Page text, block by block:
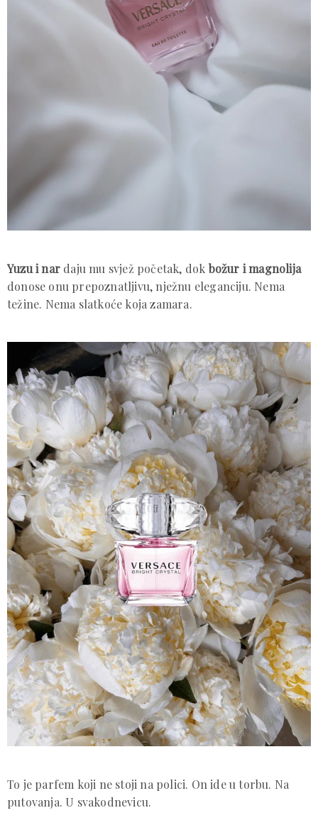
Yuzu i nar daju mu svjež početak, dokbožur i magnolija
donose onu prepoznatljivu, nježnu eleganciju. Nema
težine. Nema slatkoće koja zamara.
To je parfem koji ne stoji na polici. On ide u torbu. Na
putovanja. U svakodnevicu.